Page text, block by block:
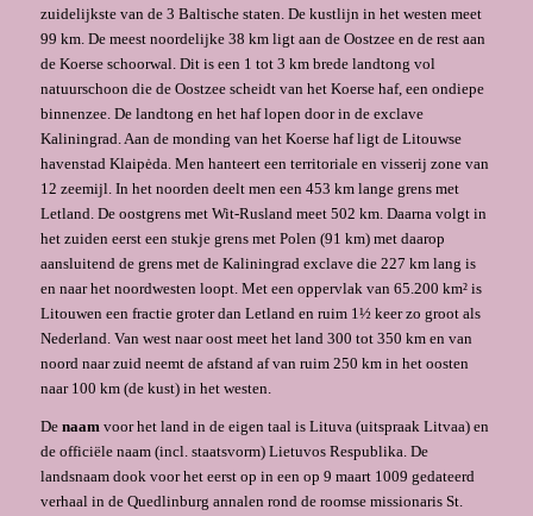
zuidelijkste van de 3 Baltische staten. De kustlijn in het westen meet
99 km. De meest noordelijke 38 km ligt aan de Oostzee en de rest aan
de Koerse schoorwal. Dit is een 1 tot 3 km brede landtong vol
natuurschoon die de Oostzee scheidt van het Koerse haf, een ondiepe
binnenzee. De landtong en het haf lopen door in de exclave
Kaliningrad. Aan de monding van het Koerse haf ligt de Litouwse
havenstad Klaipėda. Men hanteert een territoriale en visserij zone van
12 zeemijl. In het noorden deelt men een 453 km lange grens met
Letland. De oostgrens met Wit-Rusland meet 502 km. Daarna volgt in
het zuiden eerst een stukje grens met Polen (91 km) met daarop
aansluitend de grens met de Kaliningrad exclave die 227 km lang is
en naar het noordwesten loopt. Met een oppervlak van 65.200 km² is
Litouwen een fractie groter dan Letland en ruim 1½ keer zo groot als
Nederland. Van west naar oost meet het land 300 tot 350 km en van
noord naar zuid neemt de afstand af van ruim 250 km in het oosten
naar 100 km (de kust) in het westen.
De naamvoor het land in de eigen taal is Lituva (uitspraak Litvaa) en
de officiële naam (incl. staatsvorm) Lietuvos Respublika. De
landsnaam dook voor het eerst op in een op 9 maart 1009 gedateerd
verhaal in de Quedlinburg annalen rond de roomse missionaris St.